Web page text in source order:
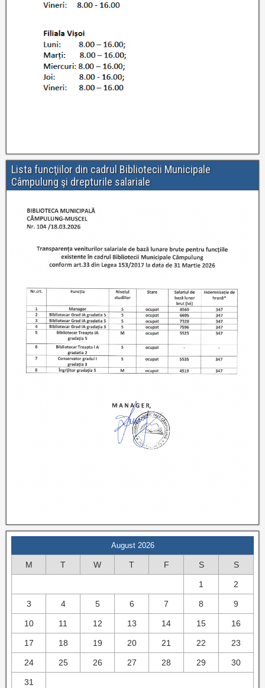
Lista funcţiilor din cadrul Bibliotecii Municipale
Câmpulung şi drepturile salariale
August 2026
M T W T F S S
1 2
3 4 5 6 7 8 9
10 11 12 13 14 15 16
17 18 19 20 21 22 23
24 25 26 27 28 29 30
31